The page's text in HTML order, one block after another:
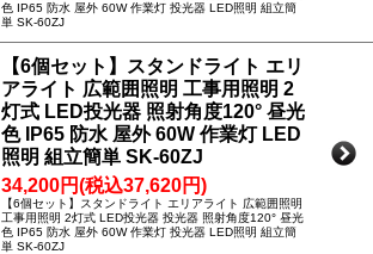
色 IP65 防水 屋外 60W 作業灯 投光器 LED照明 組立簡
単 SK-60ZJ
【6個セット】スタンドライト エリ
アライト 広範囲照明 工事用照明 2
灯式 LED投光器 照射角度120° 昼光
色 IP65 防水 屋外 60W 作業灯 LED
照明 組立簡単 SK-60ZJ
34,200円(税込37,620円)
【6個セット】スタンドライト エリアライト 広範囲照明
工事用照明 2灯式 LED投光器 投光器 照射角度120° 昼光
色 IP65 防水 屋外 60W 作業灯 投光器 LED照明 組立簡
単 SK-60ZJ